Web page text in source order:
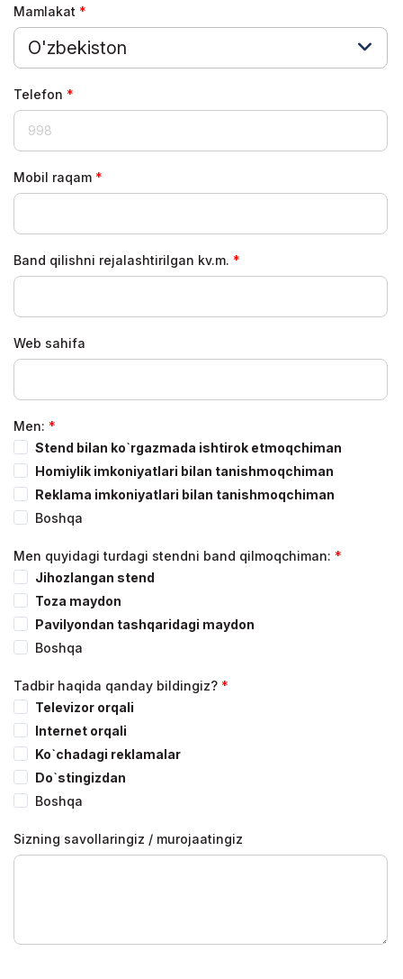
Mamlakat
O'zbekiston
Telefon
Mobil raqam
Band qilishni rejalashtirilgan kv.m.
Web sahifa
Men:
Stend bilan ko`rgazmada ishtirok etmoqchiman
Homiylik imkoniyatlari bilan tanishmoqchiman
Reklama imkoniyatlari bilan tanishmoqchiman
Boshqa
Men quyidagi turdagi stendni band qilmoqchiman:
Jihozlangan stend
Toza maydon
Pavilyondan tashqaridagi maydon
Boshqa
Tadbir haqida qanday bildingiz?
Televizor orqali
Internet orqali
Ko`chadagi reklamalar
Do`stingizdan
Boshqa
Sizning savollaringiz / murojaatingiz